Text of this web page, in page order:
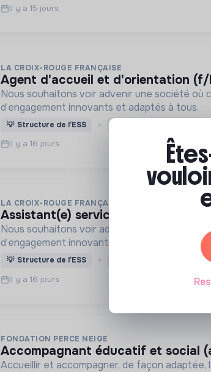
Il y a 15 jours
LA CROIX-ROUGE FRANÇAISE
agent d'accueil et d'orientation
Nous souhaitons voir advenir une société où
d’engagement innovants et adaptés à tous.
💡 Structure de l’ESS
Il y a 16 jours
LA CROIX-ROUGE FRANÇAISE
assistant(e) service social (f/h/x)
Nous souhaitons voir advenir une société où
d’engagement innovants et adaptés à tous.
💡 Structure de l’ESS 1 labels et
Il y a 16 jours
FONDATION PERCE NEIGE
accompagnant éducatif et social
Accueillir et accompagner, de façon